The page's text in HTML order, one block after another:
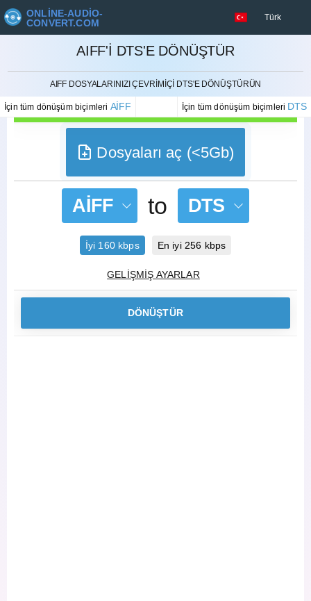
ONLINE-AUDIO-
CONVERT.COM
Türk
AIFF'I DTS'E DÖNÜŞTÜR
AIFF DOSYALARINIZI ÇEVRIMIÇI DTS'E DÖNÜŞTÜRÜN
İçin tüm dönüşüm biçimleri AIFF İçin tüm dönüşüm biçimleri DTS
İPTAL ETMEK
Dosyaları aç (<5Gb)
AIFF to DTS
İyi 160 kbps En iyi 256 kbps
GELIŞMIŞ AYARLAR
DÖNÜŞTÜR